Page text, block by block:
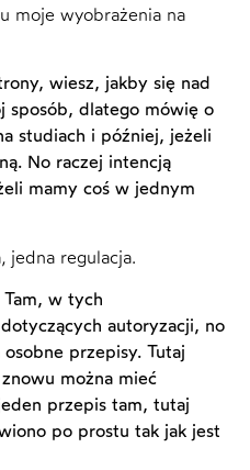
moje wyobrażenia na
wiesz, jakby się nad
dlatego mówię o
studiach i później, jeżeli
No raczej intencją
mamy coś w jednym
jedna regulacja.
Tam, w tych
autoryzacji, no
przepisy. Tutaj
można mieć
przepis tam, tutaj
po prostu tak jak jest